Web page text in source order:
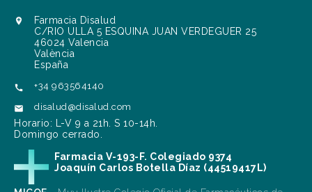

Farmacia Disalud
C/RIO ULLA 5 ESQUINA JUAN VERDEGUER 25
46024 Valencia
València
España
 +34 963564140
 disalud@disalud.com
Horario: L-V 9 a 21h. S 10-14h.
Domingo cerrado.
Farmacia V-193-F. Colegiado 9374
Joaquín Carlos Botella Díaz (44519417L)